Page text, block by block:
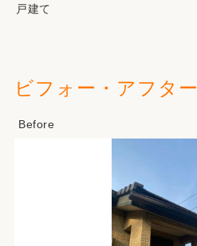
戸建て
ビフォー・アフター